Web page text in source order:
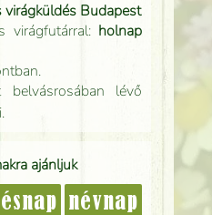
virágküldés Budapest
virágfutárral: holnap
belvásrosában lévő
ajánljuk
névnap